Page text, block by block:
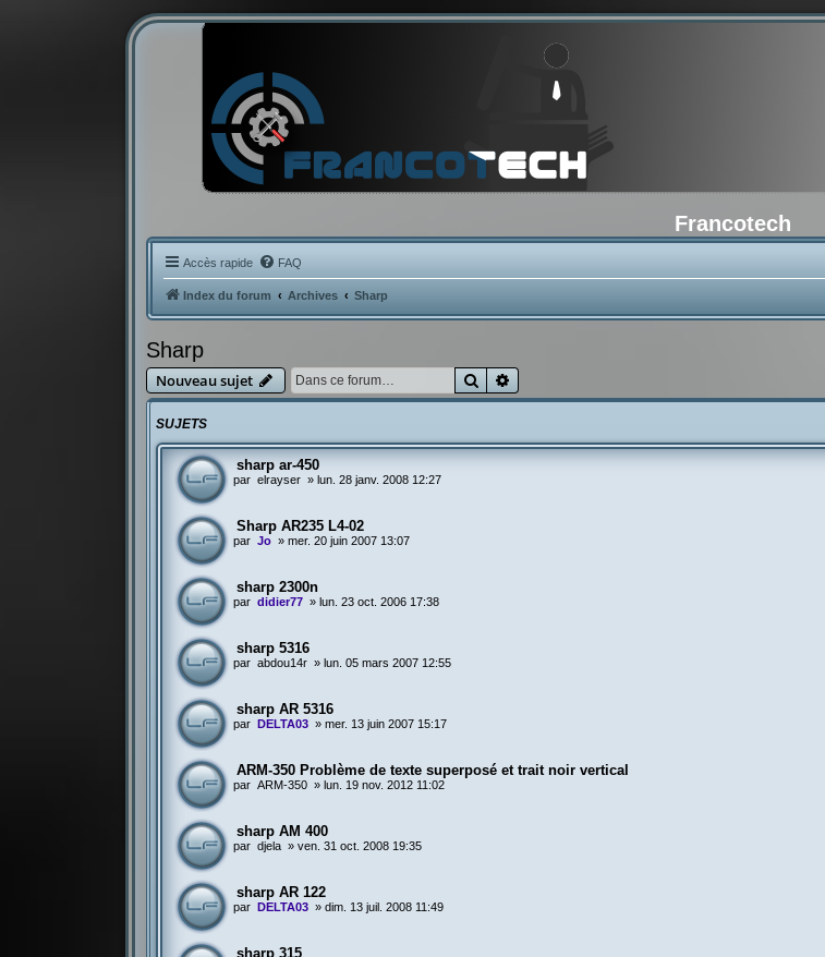
Francotech
Accès rapide FAQ
Index du forum Archives Sharp
Sharp
Nouveau sujet Rechercher
SUJETS
sharp ar-450
par elrayser » lun. 28 janv. 2008 12:27
Sharp AR235 L4-02
par Jo »mer. 20 juin 2007 13:07
sharp 2300n
par didier77 » lun. 23 oct. 2006 17:38
sharp 5316
par abdou14r » lun. 05 mars 2007 12:55
sharp AR 5316
par DELTA03 »mer. 13 juin 2007 15:17
ARM-350 Problème de texte superposé et trait noir vertical
par ARM-350 » lun. 19 nov. 2012 11:02
sharp AM 400
par djela »ven. 31 oct. 2008 19:35
sharp AR 122
par DELTA03 »dim. 13 juil. 2008 11:49
sharp 315